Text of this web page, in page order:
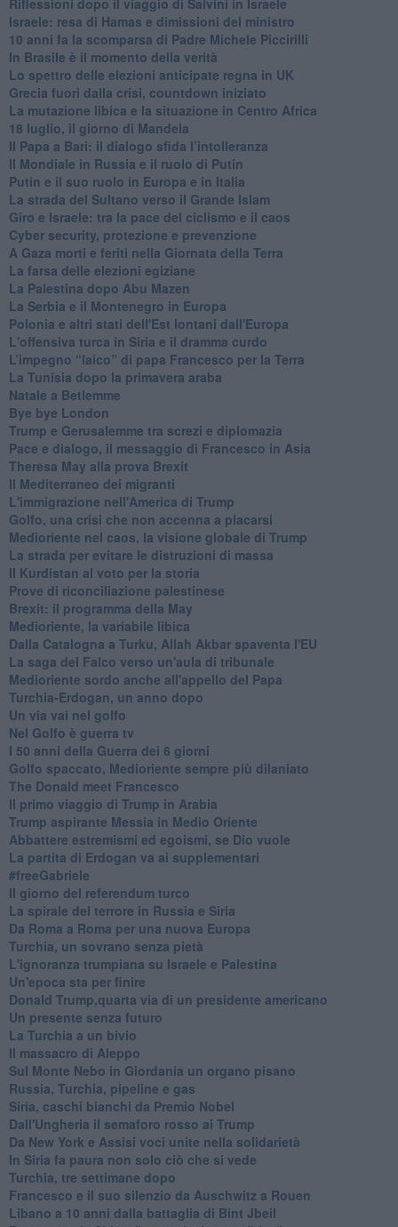
Israele: resa di Hamas e dimissioni del ministro
10 anni fa la scomparsa di Padre Michele Piccirilli
In Brasile è il momento della verità
Lo spettro delle elezioni anticipate regna in UK
Grecia fuori dalla crisi, countdown iniziato
La mutazione libica e la situazione in Centro Africa
18 luglio, il giorno di Mandela
Il Papa a Bari: il dialogo sfida l’intolleranza
Il Mondiale in Russia e il ruolo di Putin
Putin e il suo ruolo in Europa e in Italia
La strada del Sultano verso il Grande Islam
Giro e Israele: tra la pace del ciclismo e il caos
Cyber security, protezione e prevenzione
A Gaza morti e feriti nella Giornata della Terra
La farsa delle elezioni egiziane
La Palestina dopo Abu Mazen
La Serbia e il Montenegro in Europa
Polonia e altri stati dell'Est lontani dall'Europa
L'offensiva turca in Siria e il dramma curdo
L’impegno “laico” di papa Francesco per la Terra
La Tunisia dopo la primavera araba
Natale a Betlemme
Bye bye London
Trump e Gerusalemme tra screzi e diplomazia
Pace e dialogo, il messaggio di Francesco in Asia
Theresa May alla prova Brexit
Il Mediterraneo dei migranti
L'immigrazione nell'America di Trump
Golfo, una crisi che non accenna a placarsi
Medioriente nel caos, la visione globale di Trump
La strada per evitare le distruzioni di massa
Il Kurdistan al voto per la storia
Prove di riconciliazione palestinese
Brexit: il programma della May
Medioriente, la variabile libica
Dalla Catalogna a Turku, Allah Akbar spaventa l'EU
La saga del Falco verso un'aula di tribunale
Medioriente sordo anche all'appello del Papa
Turchia-Erdogan, un anno dopo
Un via vai nel golfo
Nel Golfo è guerra tv
I 50 anni della Guerra dei 6 giorni
Golfo spaccato, Medioriente sempre più dilaniato
The Donald meet Francesco
Il primo viaggio di Trump in Arabia
Trump aspirante Messia in Medio Oriente
Abbattere estremismi ed egoismi, se Dio vuole
La partita di Erdogan va ai supplementari
#freeGabriele
Il giorno del referendum turco
La spirale del terrore in Russia e Siria
Da Roma a Roma per una nuova Europa
Turchia, un sovrano senza pietà
L'ignoranza trumpiana su Israele e Palestina
Un'epoca sta per finire
Donald Trump,quarta via di un presidente americano
Un presente senza futuro
La Turchia a un bivio
Il massacro di Aleppo
Sul Monte Nebo in Giordania un organo pisano
Russia, Turchia, pipeline e gas
Siria, caschi bianchi da Premio Nobel
Dall'Ungheria il semaforo rosso ai Trump
Da New York e Assisi voci unite nella solidarietà
In Siria fa paura non solo ciò che si vede
Turchia, tre settimane dopo
Francesco e il suo silenzio da Auschwitz a Rouen
Libano a 10 anni dalla battaglia di Bint Jbeil